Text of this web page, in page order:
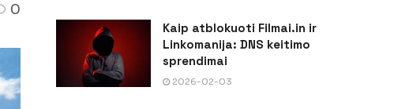
0
Kaip atblokuoti Filmai.in ir
Linkomanija: DNS keitimo
sprendimai
2026-02-03